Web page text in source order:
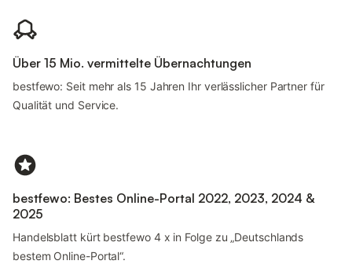
Über 15 Mio. vermittelte Übernachtungen
bestfewo: Seit mehr als 15 Jahren Ihr verlässlicher Partner für
Qualität und Service.
bestfewo: Bestes Online-Portal 2022, 2023, 2024 &
2025
Handelsblatt kürt bestfewo 4 x in Folge zu „Deutschlands
bestem Online-Portal“.